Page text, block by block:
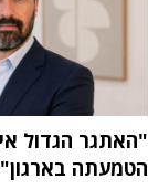
הטמעתה בארגון"